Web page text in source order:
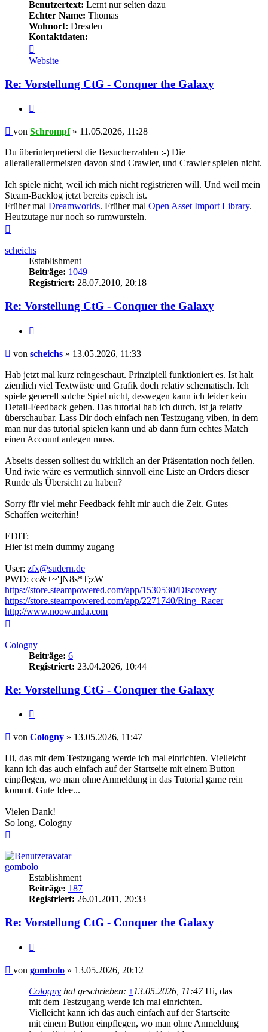
Benutzertext: Lernt nur selten dazu
Echter Name: Thomas
Wohnort: Dresden
Kontaktdaten:
von
Schrompf
Website
Re: Vorstellung CtG - Conquer the Galaxy
Beitrag
von Schrompf» 11.05.2026, 11:28
Du überinterpretierst die Besucherzahlen :-) Die
allerallerallermeisten davon sind Crawler, und Crawler spielen nicht.
Ich spiele nicht, weil ich mich nicht registrieren will. Und weil mein
Steam-Backlog jetzt bereits episch ist.
Früher mal Dreamworlds. Früher mal Open Asset Import Library.
Heutzutage nur noch so rumwursteln.
scheichs
Establishment
Beiträge: 1049
Registriert: 28.07.2010, 20:18
Re: Vorstellung CtG - Conquer the Galaxy
Beitrag
von scheichs » 13.05.2026, 11:33
Hab jetzt mal kurz reingeschaut. Prinzipiell funktioniert es. Ist halt
ziemlich viel Textwüste und Grafik doch relativ schematisch. Ich
spiele generell solche Spiel nicht, deswegen kann ich leider kein
Detail-Feedback geben. Das tutorial hab ich durch, ist ja relativ
überschaubar. Lass Dir doch einfach nen Testzugang viben, in dem
man nur das tutorial spielen kann und ab dann fürn echtes Match
einen Account anlegen muss.
Abseits dessen solltest du wirklich an der Präsentation noch feilen.
Und iwie wäre es vermutlich sinnvoll eine Liste an Orders dieser
Runde als Übersicht zu haben?
Sorry für viel mehr Feedback fehlt mir auch die Zeit. Gutes
Schaffen weiterhin!
EDIT:
Hier ist mein dummy zugang
User: zfx@sudern.de
PWD: cc&+~']N8s*T;zW
https://store.steampowered.com/app/1530530/Discovery
https://store.steampowered.com/app/2271740/Ring_Racer
http://www.noowanda.com
Cologny
Beiträge: 6
Registriert: 23.04.2026, 10:44
Re: Vorstellung CtG - Conquer the Galaxy
Beitrag
von Cologny » 13.05.2026, 11:47
Hi, das mit dem Testzugang werde ich mal einrichten. Vielleicht
kann ich das auch einfach auf der Startseite mit einem Button
einpflegen, wo man ohne Anmeldung in das Tutorial game rein
kommt. Gute Idee...
Vielen Dank!
So long, Cologny
gombolo
Establishment
Beiträge: 187
Registriert: 26.01.2011, 20:33
Re: Vorstellung CtG - Conquer the Galaxy
Beitrag
von gombolo » 13.05.2026, 20:12
Cologny hat geschrieben: ↑ 13.05.2026, 11:47Hi, das
mit dem Testzugang werde ich mal einrichten.
Vielleicht kann ich das auch einfach auf der Startseite
mit einem Button einpflegen, wo man ohne Anmeldung